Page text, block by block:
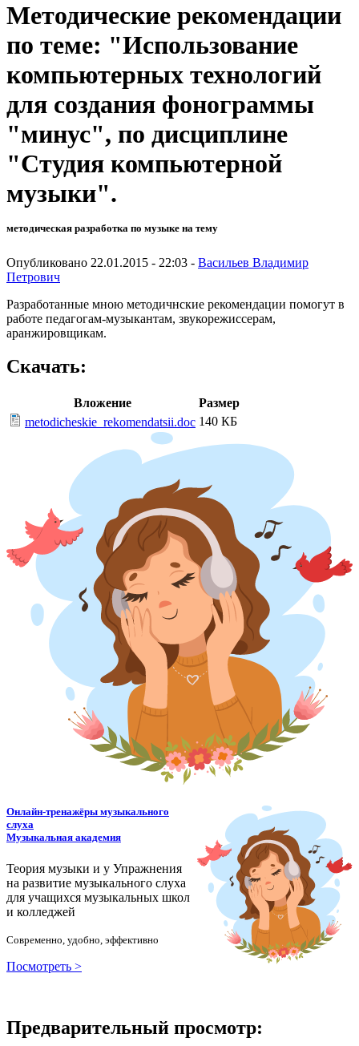
Методические рекомендации
по теме: "Использование
компьютерных технологий
для создания фонограммы
"минус", по дисциплине
"Студия компьютерной
музыки".
методическая разработка по музыке на тему
Опубликовано 22.01.2015 - 22:03 - Васильев Владимир
Петрович
Разработанные мною методичнские рекомендации помогут в
работе педагогам-музыкантам, звукорежиссерам,
аранжировщикам.
Скачать:
Вложение
Размер
metodicheskie_rekomendatsii.doc 140 КБ
Онлайн-тренажёры музыкального
слуха
Музыкальная академия
Теория музыки и у Упражнения
на развитие музыкального слуха
для учащихся музыкальных школ
и колледжей
Современно, удобно, эффективно
Посмотреть >
Предварительный просмотр: